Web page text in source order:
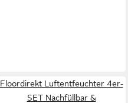
Floordirekt Luftentfeuchter 4er-
SET Nachfüllbar &